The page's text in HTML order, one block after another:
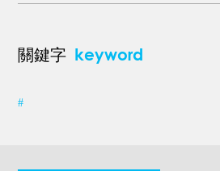
關鍵字 keyword
#